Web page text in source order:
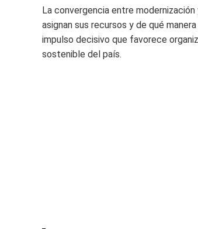
La convergencia entre
asignan sus recursos y de qué
impulso decisivo que favorece
sostenible del país.